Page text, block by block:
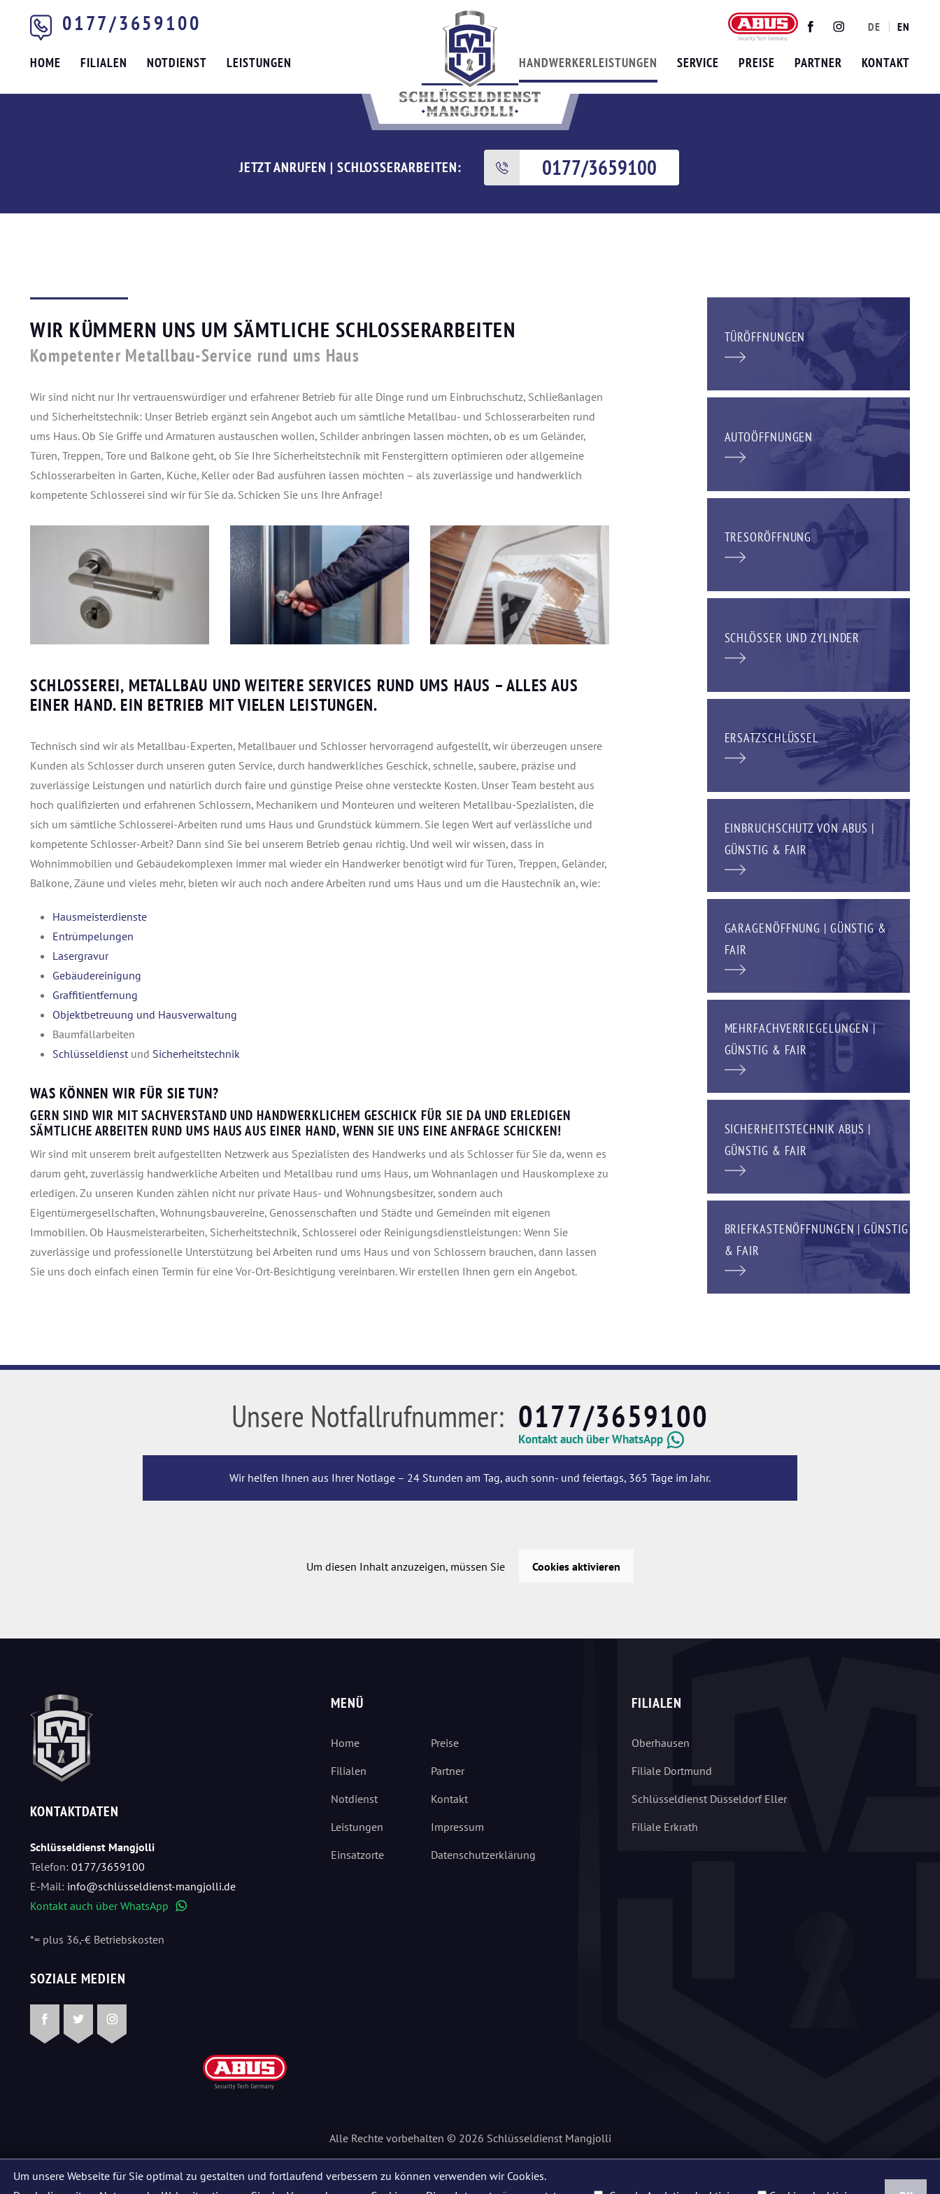
0177/3659100 TwitterFacebookInstagram
DE EN
HOME FILIALEN NOTDIENST LEISTUNGEN HANDWERKERLEISTUNGEN SERVICE PREISE PARTNER KONTAKT
JETZT ANRUFEN | SCHLOSSERARBEITEN: 0177/3659100
WIR KÜMMERN UNS UM SÄMTLICHE SCHLOSSERARBEITEN
Kompetenter Metallbau-Service rund ums Haus
Wir sind nicht nur Ihr vertrauenswürdiger und erfahrener Betrieb für alle Dinge rund um Einbruchschutz, Schließanlagen
und Sicherheitstechnik: Unser Betrieb ergänzt sein Angebot auch um sämtliche Metallbau- und Schlosserarbeiten rund
ums Haus. Ob Sie Griffe und Armaturen austauschen wollen, Schilder anbringen lassen möchten, ob es um Geländer,
Türen, Treppen, Tore und Balkone geht, ob Sie Ihre Sicherheitstechnik mit Fenstergittern optimieren oder allgemeine
Schlosserarbeiten in Garten, Küche, Keller oder Bad ausführen lassen möchten – als zuverlässige und handwerklich
kompetente Schlosserei sind wir für Sie da. Schicken Sie uns Ihre Anfrage!
SCHLOSSEREI, METALLBAU UND WEITERE SERVICES RUND UMS HAUS – ALLES AUS
EINER HAND. EIN BETRIEB MIT VIELEN LEISTUNGEN.
Technisch sind wir als Metallbau-Experten, Metallbauer und Schlosser hervorragend aufgestellt, wir überzeugen unsere
Kunden als Schlosser durch unseren guten Service, durch handwerkliches Geschick, schnelle, saubere, präzise und
zuverlässige Leistungen und natürlich durch faire und günstige Preise ohne versteckte Kosten. Unser Team besteht aus
hoch qualifizierten und erfahrenen Schlossern, Mechanikern und Monteuren und weiteren Metallbau-Spezialisten, die
sich um sämtliche Schlosserei-Arbeiten rund ums Haus und Grundstück kümmern. Sie legen Wert auf verlässliche und
kompetente Schlosser-Arbeit? Dann sind Sie bei unserem Betrieb genau richtig. Und weil wir wissen, dass in
Wohnimmobilien und Gebäudekomplexen immer mal wieder ein Handwerker benötigt wird für Türen, Treppen, Geländer,
Balkone, Zäune und vieles mehr, bieten wir auch noch andere Arbeiten rund ums Haus und um die Haustechnik an, wie:
Hausmeisterdienste
Entrümpelungen
Lasergravur
Gebäudereinigung
Graffitientfernung
Objektbetreuung und Hausverwaltung
Baumfällarbeiten
Schlüsseldienstund Sicherheitstechnik
WAS KÖNNEN WIR FÜR SIE TUN?
GERN SIND WIR MIT SACHVERSTAND UND HANDWERKLICHEM GESCHICK FÜR SIE DA UND ERLEDIGEN
SÄMTLICHE ARBEITEN RUND UMS HAUS AUS EINER HAND, WENN SIE UNS EINE ANFRAGE SCHICKEN!
Wir sind mit unserem breit aufgestellten Netzwerk aus Spezialisten des Handwerks und als Schlosser für Sie da, wenn es
darum geht, zuverlässig handwerkliche Arbeiten und Metallbau rund ums Haus, um Wohnanlagen und Hauskomplexe zu
erledigen. Zu unseren Kunden zählen nicht nur private Haus- und Wohnungsbesitzer, sondern auch
Eigentümergesellschaften, Wohnungsbauvereine, Genossenschaften und Städte und Gemeinden mit eigenen
Immobilien. Ob Hausmeisterarbeiten, Sicherheitstechnik, Schlosserei oder Reinigungsdienstleistungen: Wenn Sie
zuverlässige und professionelle Unterstützung bei Arbeiten rund ums Haus und von Schlossern brauchen, dann lassen
Sie uns doch einfach einen Termin für eine Vor-Ort-Besichtigung vereinbaren. Wir erstellen Ihnen gern ein Angebot.
TÜRÖFFNUNGEN
AUTOÖFFNUNGEN
TRESORÖFFNUNG
SCHLÖSSER UND ZYLINDER
ERSATZSCHLÜSSEL
EINBRUCHSCHUTZ VON ABUS |
GÜNSTIG & FAIR
GARAGENÖFFNUNG | GÜNSTIG &
FAIR
MEHRFACHVERRIEGELUNGEN |
GÜNSTIG & FAIR
SICHERHEITSTECHNIK ABUS |
GÜNSTIG & FAIR
BRIEFKASTENÖFFNUNGEN | GÜNSTIG
& FAIR
Unsere Notfallrufnummer: 0177/3659100
Kontakt auch über WhatsApp
Wir helfen Ihnen aus Ihrer Notlage – 24 Stunden am Tag, auch sonn- und feiertags, 365 Tage im Jahr.
Um diesen Inhalt anzuzeigen, müssen Sie Cookies aktivieren
KONTAKTDATEN
Schlüsseldienst Mangjolli
Telefon: 0177/3659100
E-Mail: info@schlüsseldienst-mangjolli.de
Kontakt auch über WhatsApp
*= plus 36,-€ Betriebskosten
MENÜ
Home
Filialen
Notdienst
Leistungen
Einsatzorte
Preise
Partner
Kontakt
Impressum
Datenschutzerklärung
FILIALEN
Oberhausen
Filiale Dortmund
Schlüsseldienst Düsseldorf Eller
Filiale Erkrath
SOZIALE MEDIEN
FacebookTwitterInstagram
Alle Rechte vorbehalten © 2026 Schlüsseldienst Mangjolli
Um unsere Webseite für Sie optimal zu gestalten und fortlaufend verbessern zu können verwenden wir Cookies.